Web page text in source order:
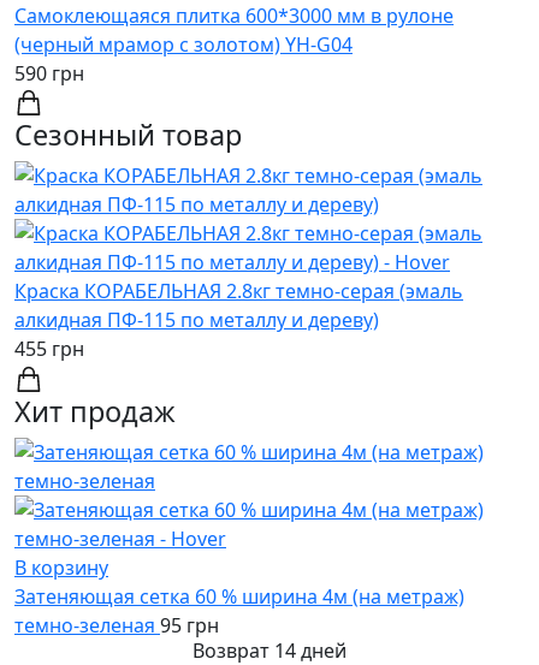
Самоклеющаяся плитка 600*3000 мм в рулоне
(черный мрамор с золотом) YH-G04
590 грн
Сезонный товар
Краска КОРАБЕЛЬНАЯ 2.8кг темно-серая (эмаль
алкидная ПФ-115 по металлу и дереву)
455 грн
Хит продаж
В корзину
Затеняющая сетка 60 % ширина 4м (на метраж)
темно-зеленая 95 грн
Возврат 14 дней